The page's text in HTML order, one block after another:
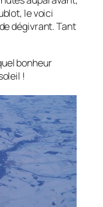
le voici
dégivrant. Tant
bonheur
!